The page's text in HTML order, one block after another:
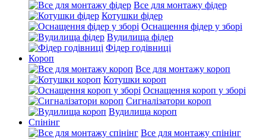
Все для монтажу фідер
Котушки фідер
Оснащення фідер у зборі
Вудилища фідер
Фідер годівниці
Короп
Все для монтажу короп
Котушки короп
Оснащення короп у зборі
Сигналізатори короп
Вудилища короп
Спінінг
Все для монтажу спінінг